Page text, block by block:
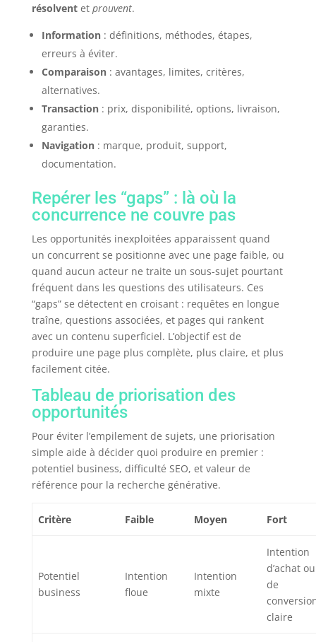
résolventet prouvent.
Information: définitions, méthodes, étapes,
erreurs à éviter.
Comparaison: avantages, limites, critères,
alternatives.
Transaction: prix, disponibilité, options, livraison,
garanties.
Navigation: marque, produit, support,
documentation.
Repérer les “gaps” : là où la
concurrence ne couvre pas
Les opportunités inexploitées apparaissent quand
un concurrent se positionne avec une page faible, ou
quand aucun acteur ne traite un sous-sujet pourtant
fréquent dans les questions des utilisateurs. Ces
“gaps” se détectent en croisant : requêtes en longue
traîne, questions associées, et pages qui rankent
avec un contenu superficiel. L’objectif est de
produire une page plus complète, plus claire, et plus
facilement citée.
Tableau de priorisation des
opportunités
Pour éviter l’empilement de sujets, une priorisation
simple aide à décider quoi produire en premier :
potentiel business, difficulté SEO, et valeur de
référence pour la recherche générative.
Critère Faible Moyen Fort
Potentiel
business
Intention
floue
Intention
mixte
Intention
d’achat ou
de
claire